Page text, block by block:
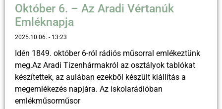
Október 6. – Az Aradi Vértanúk
Emléknapja
2025.10.06. 13:23
Idén 1849. október 6-ról rádiós műsorral emlékeztünk
meg.Az Aradi Tizenhármakról az osztályok tablókat
készítettek, az aulában ezekből készült kiállítás a
megemlékezés napjára. Az iskolarádióban
emlékműsorműsor